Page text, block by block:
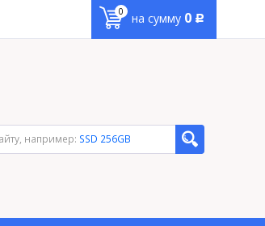
0 на сумму 0 Р
например: SSD 256GB